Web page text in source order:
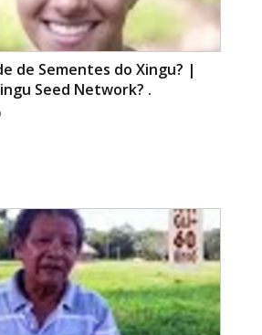
de Sementes do Xingu? |
Seed Network? .